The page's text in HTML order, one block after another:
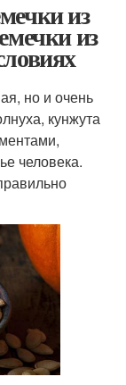
из
из
но и очень
кунжута
человека.